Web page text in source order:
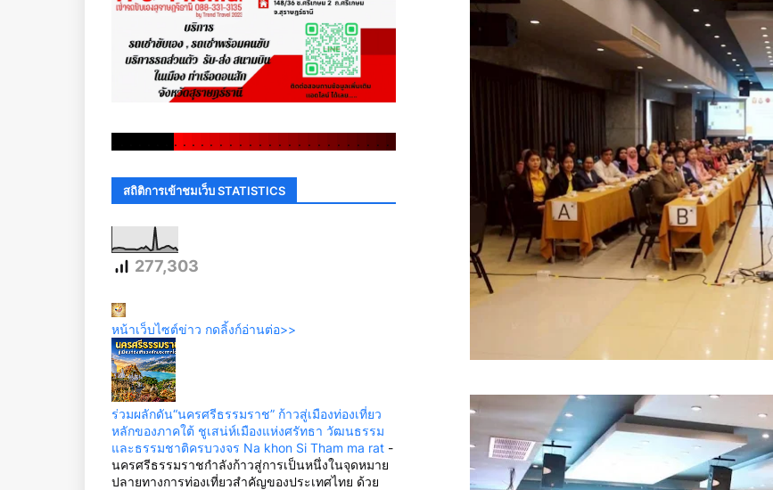
. . . . . . . . . . . . . . . . . . . . . . .
สถิติการเข้าชมเว็บ STATISTICS
277,303
หน้าเว็บไซต์ข่าว กดลิ้งก์อ่านต่อ>>
ร่วมผลักดัน“นครศรีธรรมราช” ก้าวสู่เมืองท่องเที่ยว
หลักของภาคใต้ ชูเสน่ห์เมืองแห่งศรัทธา วัฒนธรรม
และธรรมชาติครบวงจร Na khon Si Tham ma rat -
นครศรีธรรมราชกำลังก้าวสู่การเป็นหนึ่งในจุดหมาย
ปลายทางการท่องเที่ยวสำคัญของประเทศไทย ด้วย